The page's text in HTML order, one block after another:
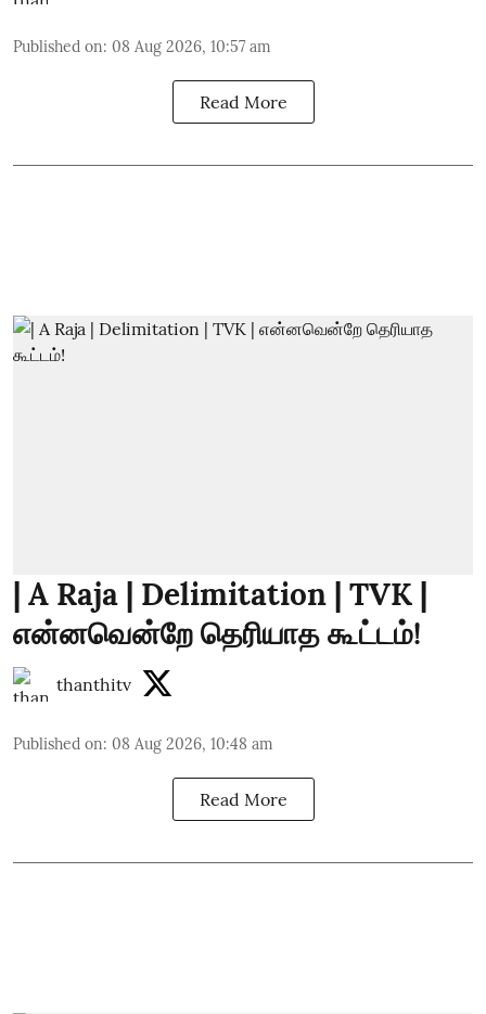
Published on: 08 Aug 2026, 10:57 am
Read More
| A Raja | Delimitation | TVK |
என்னவென்றே தெரியாத கூட்டம்!
thanthitv
Published on: 08 Aug 2026, 10:48 am
Read More